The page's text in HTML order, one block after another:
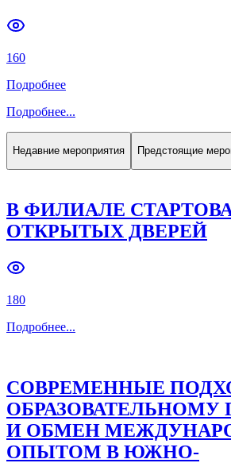
160
Подробнее
Подробнее...
Недавние мероприятия Предстоящие
В ФИЛИАЛЕ
ОТКРЫТЫХ ДВЕРЕЙ
180
Подробнее...
СОВРЕМЕННЫЕ
ОБРАЗОВАТЕЛЬНОМУ
И ОБМЕН
ОПЫТОМ В ЮЖНО-